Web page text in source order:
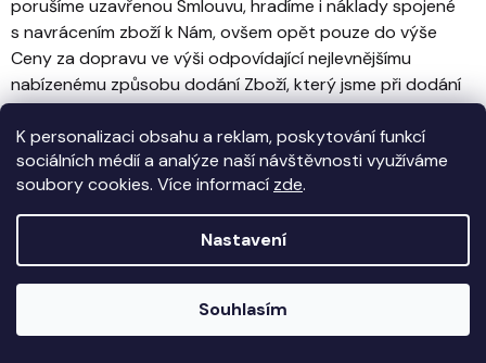
K personalizaci obsahu a reklam, poskytování funkcí
sociálních médií a analýze naší návštěvnosti využíváme
soubory cookies. Více informací zde.
Nastavení
Souhlasím
porušíme uzavřenou Smlouvu, hradíme i náklady spojené
s navrácením zboží k Nám, ovšem opět pouze do výše
Ceny za dopravu ve výši odpovídající nejlevnějšímu
nabízenému způsobu dodání Zboží, který jsme při dodání
Zboží nabízeli.
8.7. V případě odstoupení od Smlouvy Vám bude Cena
vrácena do 14 dnů ode dne účinnosti odstoupení na účet,
ze kterého byla připsána, případně na účet zvolený
odstoupení od Smlouvy. Částka však nebude vrácena
dříve, než Zboží obdržíme, nebo Nám prokážete, že došlo
k jeho zaslání zpět Nám. Zboží Nám prosím vracejte čisté,
pokud možno včetně originálního obalu.